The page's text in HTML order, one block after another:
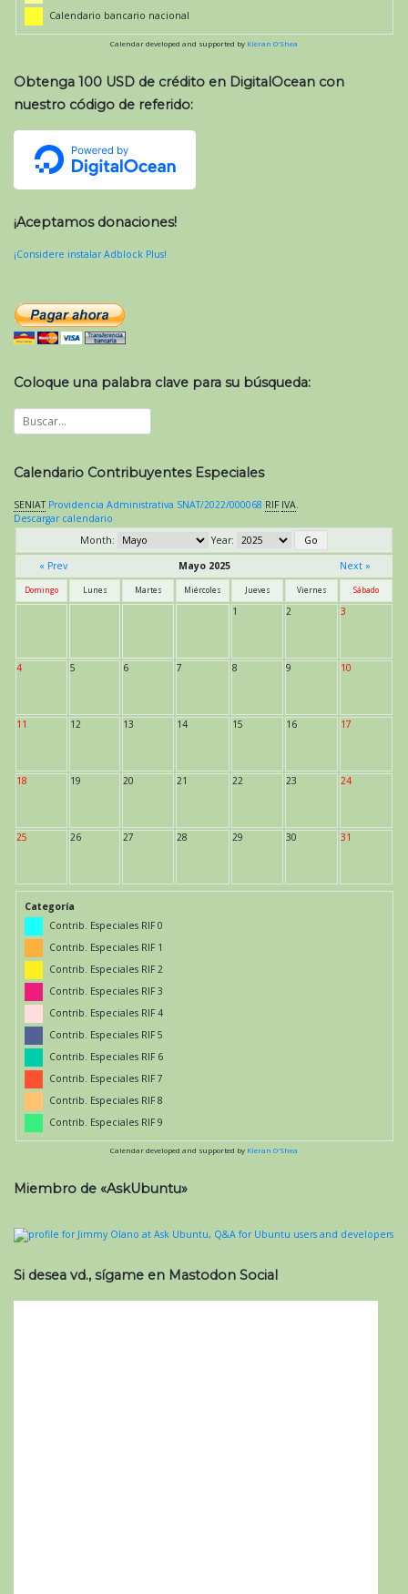
Calendario bancario nacional
Calendar developed and supported by Kieran O'Shea
Obtenga 100 USD de crédito en DigitalOcean con
nuestro código de referido:
¡Aceptamos donaciones!
¡Considere instalar Adblock Plus!
Coloque una palabra clave para su búsqueda:
Calendario Contribuyentes Especiales
SENIAT Providencia Administrativa SNAT/2022/000068 RIF IVA.
Descargar calendario
Month:
Year:
« Prev
Mayo 2025 Next »
Domingo Lunes Martes Miércoles Jueves Viernes Sábado
1 2 3
4 5 6 7 8 9 10
11 12 13 14 15 16 17
18 19 20 21 22 23 24
25 26 27 28 29 30 31
Categoría
Contrib. Especiales RIF 0
Contrib. Especiales RIF 1
Contrib. Especiales RIF 2
Contrib. Especiales RIF 3
Contrib. Especiales RIF 4
Contrib. Especiales RIF 5
Contrib. Especiales RIF 6
Contrib. Especiales RIF 7
Contrib. Especiales RIF 8
Contrib. Especiales RIF 9
Calendar developed and supported by Kieran O'Shea
Miembro de «AskUbuntu»
Si desea vd., sígame en Mastodon Social